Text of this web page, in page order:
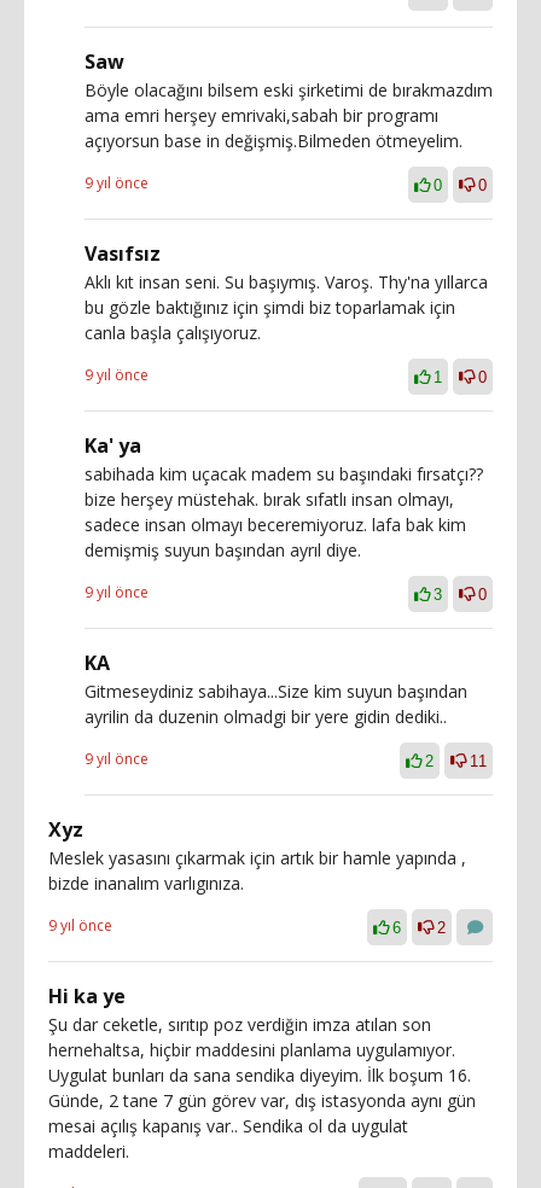
Saw
Böyle olacağını bilsem eski şirketimi de bırakmazdım
ama emri herşey emrivaki,sabah bir programı
açıyorsun base in değişmiş.Bilmeden ötmeyelim.
9 yıl önce 0 0
Vasıfsız
Aklı kıt insan seni. Su başıymış. Varoş. Thy'na yıllarca
bu gözle baktığınız için şimdi biz toparlamak için
canla başla çalışıyoruz.
9 yıl önce 1 0
Ka' ya
sabihada kim uçacak madem su başındaki fırsatçı??
bize herşey müstehak. bırak sıfatlı insan olmayı,
sadece insan olmayı beceremiyoruz. lafa bak kim
demişmiş suyun başından ayrıl diye.
9 yıl önce 3 0
KA
Gitmeseydiniz sabihaya...Size kim suyun başından
ayrilin da duzenin olmadgi bir yere gidin dediki..
9 yıl önce 2 11
Xyz
Meslek yasasını çıkarmak için artık bir hamle yapında ,
bizde inanalım varlıgınıza.
9 yıl önce 6 2
Hi ka ye
Şu dar ceketle, sırıtıp poz verdiğin imza atılan son
hernehaltsa, hiçbir maddesini planlama uygulamıyor.
Uygulat bunları da sana sendika diyeyim. İlk boşum 16.
Günde, 2 tane 7 gün görev var, dış istasyonda aynı gün
mesai açılış kapanış var.. Sendika ol da uygulat
maddeleri.